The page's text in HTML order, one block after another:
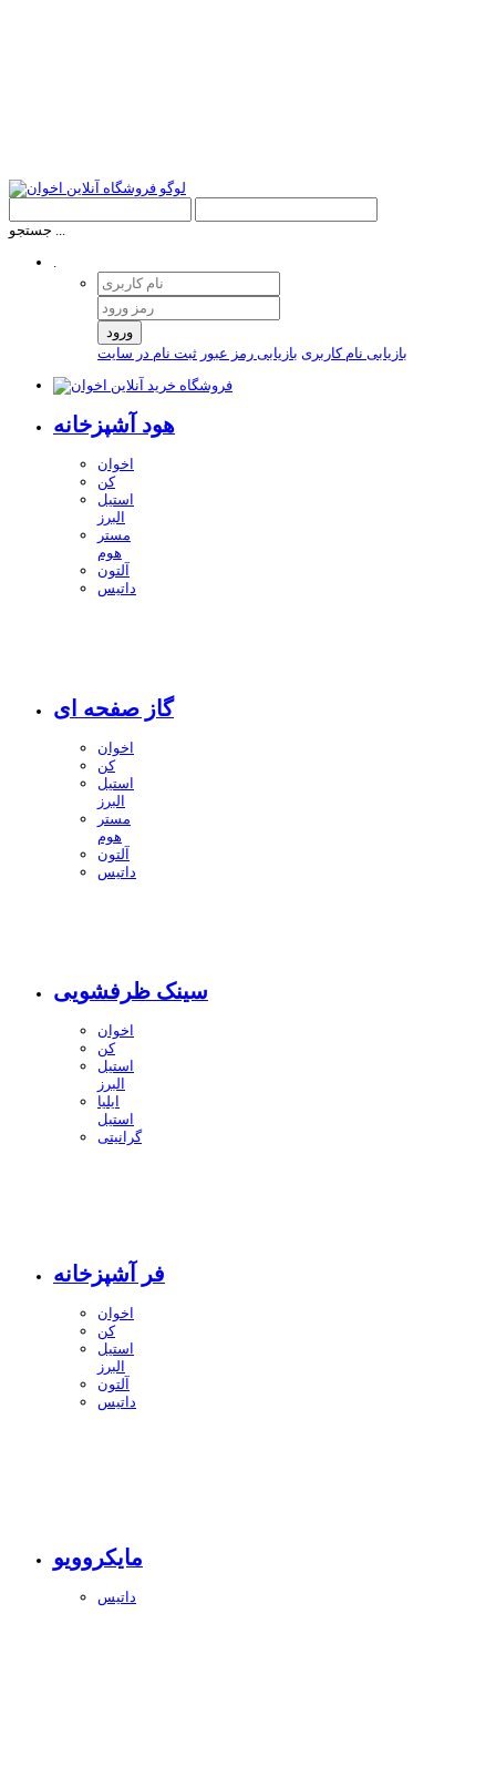
جستجو ...
.
ورود
بازیابی نام کاربری بازیابی رمز عبور ثبت نام در سایت
هود آشپزخانه
اخوان
کن
استیل
البرز
مستر
هوم
آلتون
داتیس
گاز صفحه ای
اخوان
کن
استیل
البرز
مستر
هوم
آلتون
داتیس
سینک ظرفشویی
اخوان
کن
استیل
البرز
ایلیا
استیل
گرانیتی
فر آشپزخانه
اخوان
کن
استیل
البرز
آلتون
داتیس
مایکروویو
داتیس